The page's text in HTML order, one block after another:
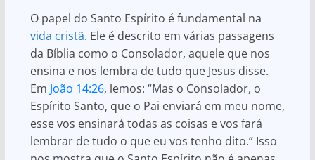
O papel do Santo Espírito é fundamental na
vida cristã. Ele é descrito em várias passagens
da Bíblia como o Consolador, aquele que nos
ensina e nos lembra de tudo que Jesus disse.
Em João 14:26, lemos: “Mas o Consolador, o
Espírito Santo, que o Pai enviará em meu nome,
esse vos ensinará todas as coisas e vos fará
lembrar de tudo o que eu vos tenho dito.” Isso